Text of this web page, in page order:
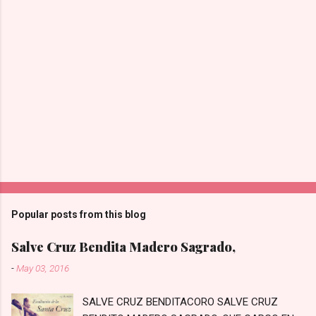
Popular posts from this blog
Salve Cruz Bendita Madero Sagrado,
-May 03, 2016
SALVE CRUZ BENDITACORO SALVE CRUZ